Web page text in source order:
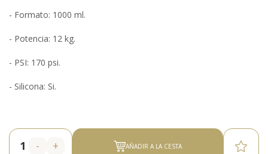
- Formato: 1000 ml.
- Potencia: 12 kg.
- PSI: 170 psi.
- Silicona: Si.
- + AÑADIR A LA CESTA